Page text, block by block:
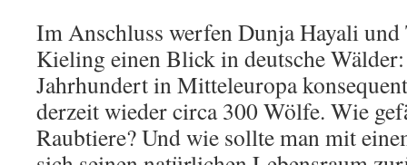
Im Anschluss werfen Dunja Hayali
Kieling einen Blick in deutsche
Jahrhundert in Mitteleuropa
derzeit wieder circa 300 Wölfe. Wie
Raubtiere? Und wie sollte man mit